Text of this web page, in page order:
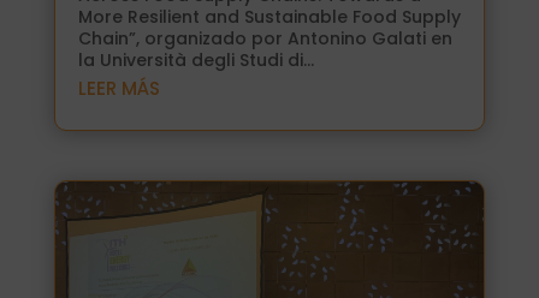
More Resilient and Sustainable Food Supply
Chain”, organizado por Antonino Galati en
la Università degli Studi di...
LEER MÁS